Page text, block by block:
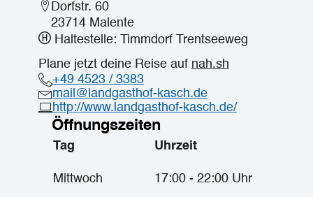
Dorfstr. 60
23714 Malente
Haltestelle: Timmdorf Trentseeweg
Plane jetzt deine Reise auf nah.sh
+49 4523 / 3383
mail@landgasthof-kasch.de
http://www.landgasthof-kasch.de/
Öffnungszeiten
Tag Uhrzeit
Mittwoch 17:00 - 22:00 Uhr